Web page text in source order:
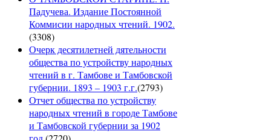
Падучева. Издание Постоянной
Коммисии народных чтений. 1902.
(3308)
Очерк десятилетней дятельности
общества по устройству народных
чтений в г. Тамбове и Тамбовской
губернии. 1893 – 1903 г.г.(2793)
Отчет общества по устройству
народных чтений в городе Тамбове
и Тамбовской губернии за 1902